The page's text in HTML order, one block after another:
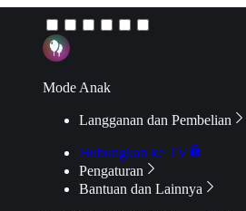
Mode Anak
Langganan dan Pembelian
Hubungkan ke TV
Pengaturan
Bantuan dan Lainnya